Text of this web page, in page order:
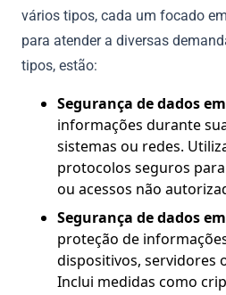
vários tipos, cada um focado
para atender a diversas
tipos, estão:
Segurança de dados
informações durante
sistemas ou redes.
protocolos seguros
ou acessos não
Segurança de dados
proteção de
dispositivos, servidores
Inclui medidas como